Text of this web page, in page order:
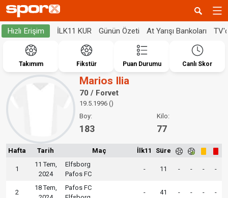
Hızlı Erişim İLK11 KUR Günün Özeti At Yarışı Bankoları
Takımım Fikstür Puan Durumu Canlı Skor
Marios Ilia
70 / Forvet
19.5.1996 ()
Boy:
183
Kilo:
77
Hafta Tarih Maç İlk11 Süre
1
11 Tem,
2024
Elfsborg
Pafos FC
- 11 - - - -
2
18 Tem,
Pafos FC
- 41 - - - -